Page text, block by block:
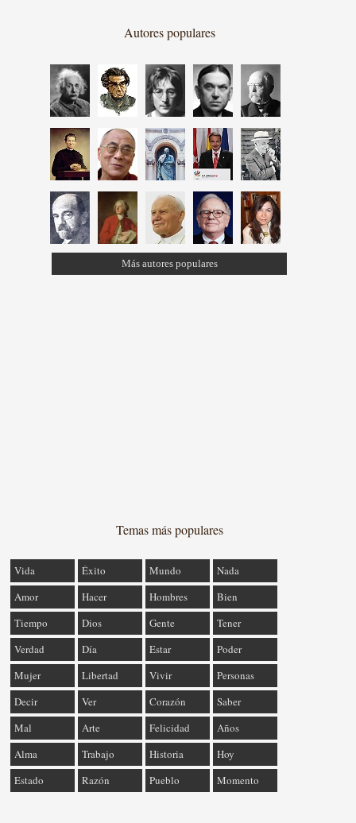
Autores populares
Más autores populares
Temas más populares
Vida Éxito Mundo
Nada
Amor
Hacer Hombres
Bien
Tiempo
Dios Gente
Tener
Verdad
Día Estar
Poder
Mujer
Libertad Vivir
Personas
Decir
Ver Corazón
Saber
Mal
Arte Felicidad
Años
Alma
Trabajo Historia
Hoy
Estado
Razón Pueblo Momento